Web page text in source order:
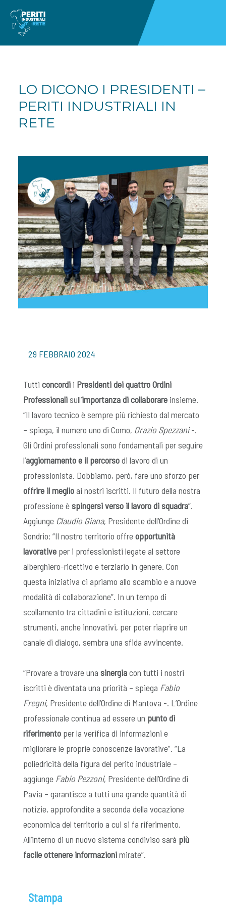
LO DICONO I PRESIDENTI –
PERITI INDUSTRIALI IN
RETE
29 FEBBRAIO 2024
Tutti concordii Presidenti dei quattro Ordini
Professionalisull’importanza di collaborareinsieme.
“Il lavoro tecnico è sempre più richiesto dal mercato
– spiega, il numero uno di Como, Orazio Spezzani-.
Gli Ordini professionali sono fondamentali per seguire
l’aggiornamento e il percorsodi lavoro di un
professionista. Dobbiamo, però, fare uno sforzo per
offrire il meglioai nostri iscritti. Il futuro della nostra
professione èspingersi verso il lavoro di squadra”.
Aggiunge Claudio Giana, Presidente dell’Ordine di
Sondrio: “Il nostro territorio offreopportunità
lavorativeper i professionisti legate al settore
alberghiero-ricettivo e terziario in genere. Con
questa iniziativa ci apriamo allo scambio e a nuove
modalità di collaborazione”. In un tempo di
scollamento tra cittadini e istituzioni, cercare
strumenti, anche innovativi, per poter riaprire un
canale di dialogo, sembra una sfida avvincente.
“Provare a trovare una sinergiacon tutti i nostri
iscritti è diventata una priorità – spiega Fabio
Fregni, Presidente dell’Ordine di Mantova -. L’Ordine
professionale continua ad essere un punto di
riferimentoper la verifica di informazioni e
migliorare le proprie conoscenze lavorative”. “La
poliedricità della figura del perito industriale –
aggiunge Fabio Pezzoni, Presidente dell’Ordine di
Pavia – garantisce a tutti una grande quantità di
notizie, approfondite a seconda della vocazione
economica del territorio a cui si fa riferimento.
All’interno di un nuovo sistema condiviso sarà più
facile ottenere informazionimirate”.
Stampa